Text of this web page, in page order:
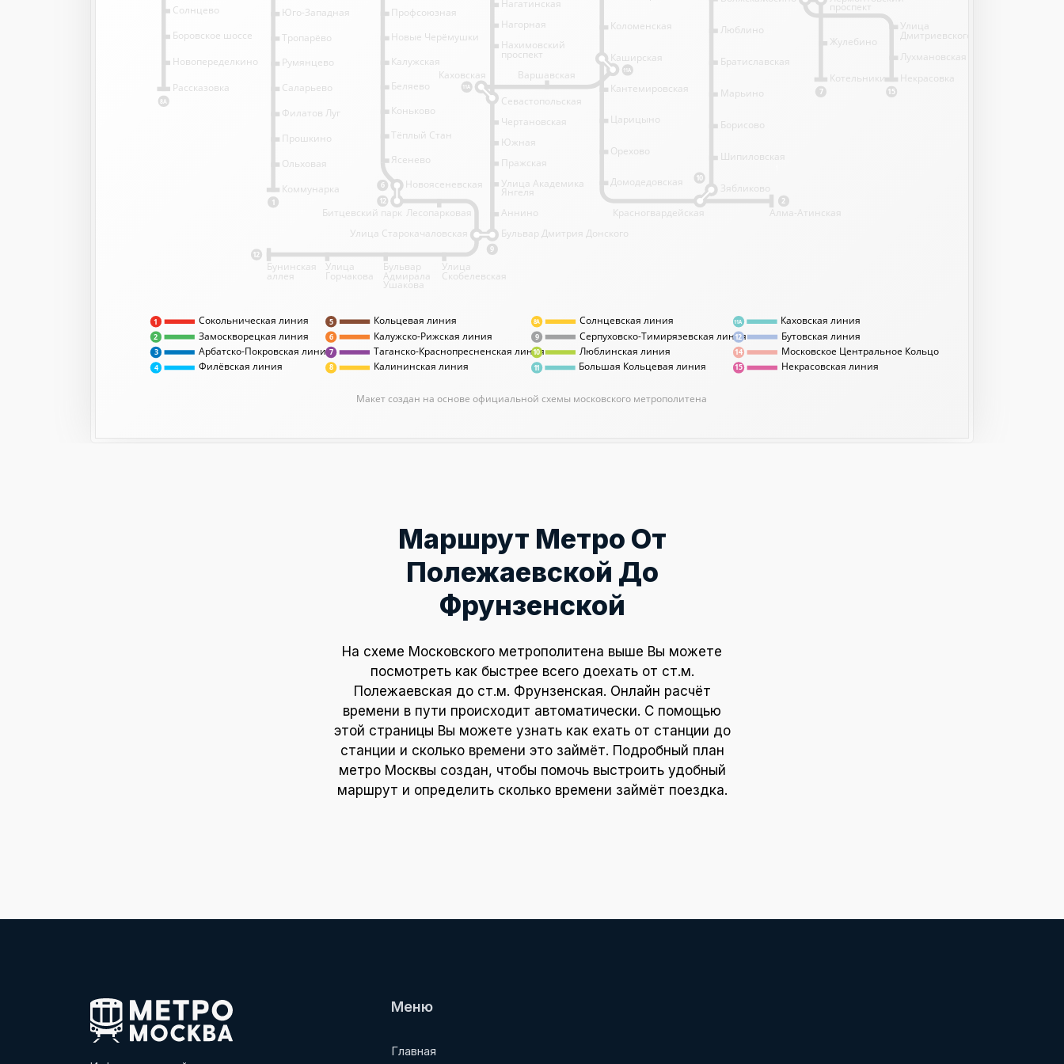
Сокольническая линия
Замоскворецкая линия
Арбатско-Покровская линия
Филёвская линия
Кольцевая линия
Калужско-Рижская линия
Таганско-Краснопресненская линия
Калининская линия
Солнцевская линия
Серпуховско-Тимирязевская линия
Люблинская линия
Каховская линия
Бутовская линия
Московское Центральное Кольцо
Макет создан на основе официальной схемы московского метрополитена
2
3
11А
Большая Кольцевая линия
8
9
10
7
6 12
8А
11
14
5
4
1
15 Некрасовская линия
7
2
10
11А
11А
9
6
12
12
1
8А
15
Профсоюзная
Новые Черёмушки
Калужская
Беляево
Коньково
Тёплый Стан
Ясенево
Новоясеневская
Нагатинская
Нагорная
Нахимовский
проспект
Севастопольская
Чертановская
Южная
Пражская
Улица Академика
Янгеля
проспект
Жулебино
Котельники
Люблино
Братиславская
Марьино
Борисово
Шипиловская
Зябликово
Коломенская
Каширская
Кантемировская
Царицыно
Орехово
Домодедовская
Красногвардейская Алма-Атинская
Аннино
Бульвар Дмитрия Донского
Саларьево
Румянцево
Тропарёво
Юго-Западная
Варшавская
Битцевский парк Лесопарковая
Улица Старокачаловская
Улица
Скобелевская
Бульвар
Адмирала
Ушакова
Улица
Горчакова
Бунинская
аллея
Каховская
Рассказовка
Новопеределкино
Боровское шоссе
Солнцево
Улица
Дмитриевского
Лухмановская
Некрасовка
Филатов Луг
Прошкино
Ольховая
Коммунарка
Маршрут Метро От
Полежаевской До
Фрунзенской
На схеме Московского метрополитена выше Вы можете
посмотреть как быстрее всего доехать от ст.м.
Полежаевская до ст.м. Фрунзенская. Онлайн расчёт
времени в пути происходит автоматически. С помощью
этой страницы Вы можете узнать как ехать от станции до
станции и сколько времени это займёт. Подробный план
метро Москвы создан, чтобы помочь выстроить удобный
маршрут и определить сколько времени займёт поездка.
Меню
Главная